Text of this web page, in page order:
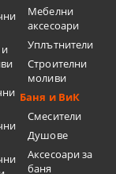
Мебелни
аксесоари
Уплътнители
Строителни
моливи
Баня и ВиК
Смесители
Душове
Аксесоари за
баня